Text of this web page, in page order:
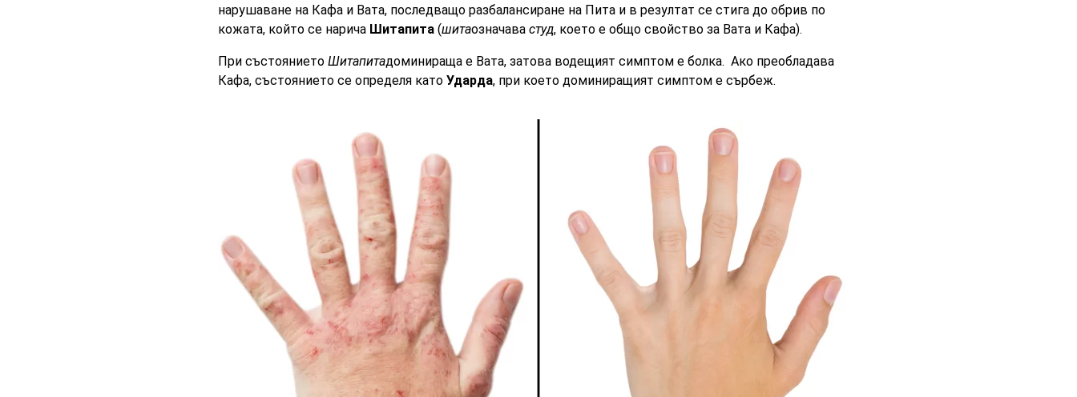
нарушаване на Кафа и Вата, последващо разбалансиране на Пита и в резултат се стига до обрив по
кожата, който се нарича Шитапита (шитаозначава студ, което е общо свойство за Вата и Кафа).
При състоянието Шитапитадоминираща е Вата, затова водещият симптом е болка. Ако преобладава
Кафа, състоянието се определя като Ударда, при което доминиращият симптом е сърбеж.